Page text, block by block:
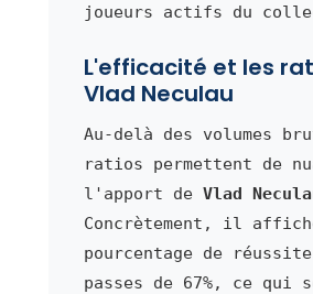
joueurs actifs du
L'efficacité et les
Vlad Neculau
Au-delà des volumes
ratios permettent de
l'apport de Vlad
Concrètement, il
pourcentage de
passes de 67%, ce qui